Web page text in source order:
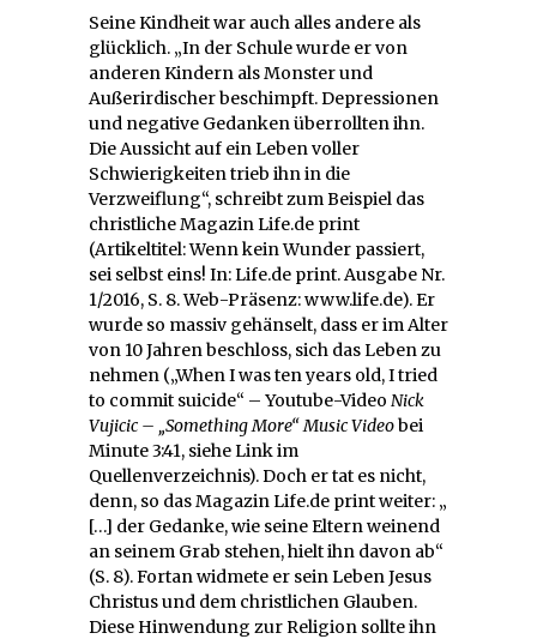
Seine Kindheit war auch alles andere als
glücklich. „In der Schule wurde er von
anderen Kindern als Monster und
Außerirdischer beschimpft. Depressionen
und negative Gedanken überrollten ihn.
Die Aussicht auf ein Leben voller
Schwierigkeiten trieb ihn in die
Verzweiflung“, schreibt zum Beispiel das
christliche Magazin Life.de print
(Artikeltitel: Wenn kein Wunder passiert,
sei selbst eins! In: Life.de print. Ausgabe Nr.
1/2016, S. 8. Web-Präsenz: www.life.de). Er
wurde so massiv gehänselt, dass er im Alter
von 10 Jahren beschloss, sich das Leben zu
nehmen („When I was ten years old, I tried
to commit suicide“ – Youtube-Video Nick
Vujicic – „Something More“ Music Videobei
Minute 3:41, siehe Link im
Quellenverzeichnis). Doch er tat es nicht,
denn, so das Magazin Life.de print weiter: „
[…] der Gedanke, wie seine Eltern weinend
an seinem Grab stehen, hielt ihn davon ab“
(S. 8). Fortan widmete er sein Leben Jesus
Christus und dem christlichen Glauben.
Diese Hinwendung zur Religion sollte ihn